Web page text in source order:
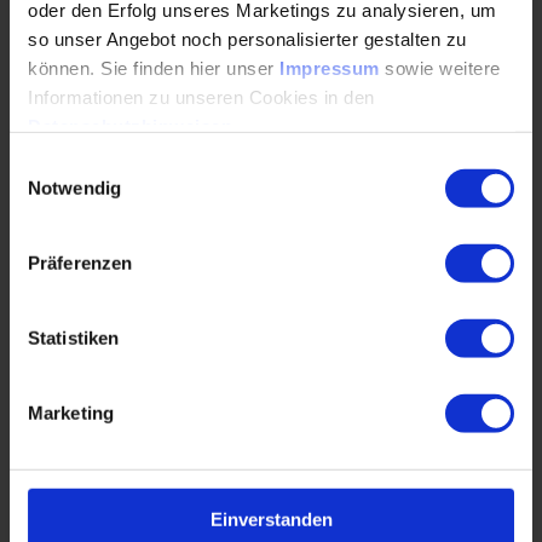
oder den Erfolg unseres Marketings zu analysieren, um
so unser Angebot noch personalisierter gestalten zu
können. Sie finden hier unser Impressum sowie weitere
Informationen zu unseren Cookies in den
Notwendig
Präferenzen
Statistiken
Marketing
Einverstanden
Lehrgangsleitung: